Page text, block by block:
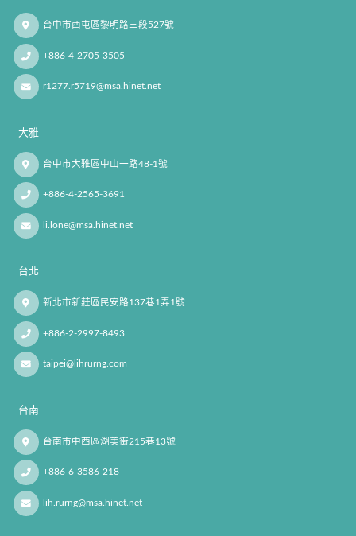
台中市西屯區黎明路三段527號
+886-4-2705-3505
r1277.r5719@msa.hinet.net
大雅
台中市大雅區中山一路48-1號
+886-4-2565-3691
li.lone@msa.hinet.net
台北
新北市新莊區民安路137巷1弄1號
+886-2-2997-8493
taipei@lihrurng.com
台南
台南市中西區湖美街215巷13號
+886-6-3586-218
lih.rurng@msa.hinet.net